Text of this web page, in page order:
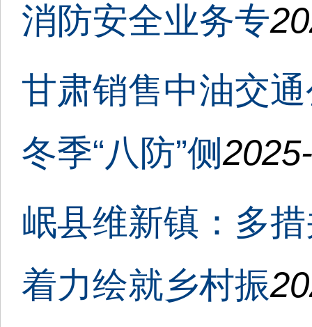
消防安全业务专
甘肃销售中油交
冬季“八防”侧
岷县维新镇：多
着力绘就乡村振